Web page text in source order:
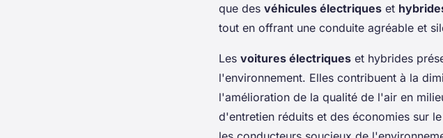
que des véhicules électriques et
tout en offrant une conduite agréable et
Les voitures électriques et hybrides
l'environnement. Elles contribuent à la
l'amélioration de la qualité de l'air en
d'entretien réduits et des économies sur